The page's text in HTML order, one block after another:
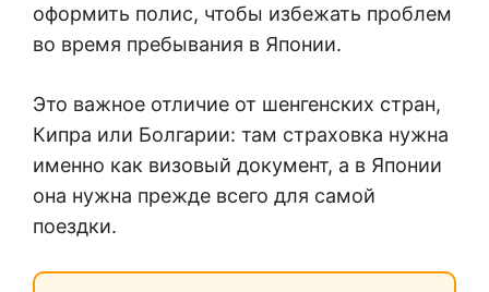
оформить полис, чтобы избежать проблем
во время пребывания в Японии.
Это важное отличие от шенгенских стран,
Кипра или Болгарии: там страховка нужна
именно как визовый документ, а в Японии
она нужна прежде всего для самой
поездки.